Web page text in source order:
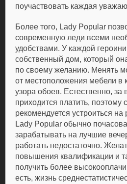
поучаствовать каждая
Более того, Lady Popular
современную леди всеми
удобствами. У каждой героини
собственный дом, который
по своему желанию. Менять
от местоположения мебели в
узора обоев. Естественно, за
приходится платить, поэтому
рекомендуется устроиться на
Lady Popular обычно
зарабатывать на лучшие
работать недостаточно.
повышения квалификации и
получить более
есть, жизнь